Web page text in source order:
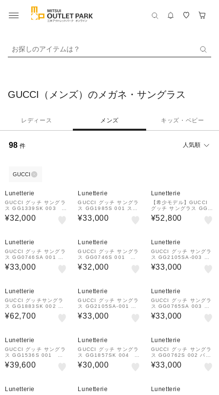
お探しのアイテムは？
GUCCI（メンズ）のメガネ・サングラス
レディース メンズ キッズ・ベビー
98 件 人気順
GUCCI
Lunetterie
GUCCI グッチ サングラ
ス GG1339SK 003 パ
ントスシェイプ
¥32,000
Lunetterie
GUCCI グッチ サングラ
ス GG1985S 001 スク
エアシェイプ
¥33,000
Lunetterie
【希少モデル】GUCCI
グッチ サングラス GG1
866SK 004 キャット
アイシェイプ
¥52,800
Lunetterie
GUCCI グッチ サングラ
ス GG0746SA 001 レ
クタングルシェイプ
¥33,000
Lunetterie
GUCCI グッチ サングラ
ス GG0746S 001 ス
クエアシェイプ
¥32,000
Lunetterie
GUCCI グッチ サングラ
ス GG2105SA-003 ナ
ローシェイプ
¥33,000
Lunetterie
GUCCI グッチサングラ
ス GG1883SK 002 ウ
ェリントンシェイプ
¥62,700
Lunetterie
GUCCI グッチ サングラ
ス GG2105SA-001 ナ
ローシェイプ
¥33,000
Lunetterie
GUCCI グッチ サングラ
ス GG0765SA 003 バ
タフライシェイプ
¥33,000
Lunetterie
GUCCI グッチ サングラ
ス GG1536S 001 キ
ャッツアイシェイプ
¥39,600
Lunetterie
GUCCI グッチ サングラ
ス GG1857SK 004 ス
クエアフレーム
¥30,000
Lunetterie
GUCCI グッチ サングラ
ス GG0762S 002 バタ
フライシェイプ
¥33,000
Lunetterie Lunetterie Lunetterie